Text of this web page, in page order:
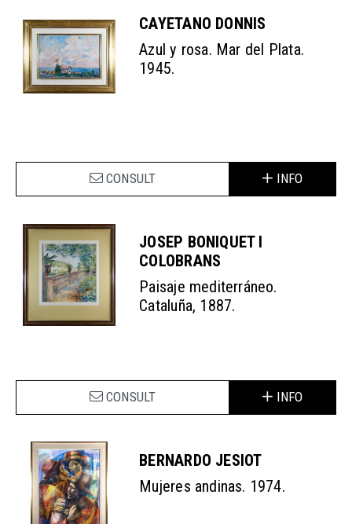
CAYETANO DONNIS
Azul y rosa. Mar del Plata.
1945.
CONSULT INFO
JOSEP BONIQUET I
COLOBRANS
Paisaje mediterráneo.
Cataluña, 1887.
CONSULT INFO
BERNARDO JESIOT
Mujeres andinas. 1974.